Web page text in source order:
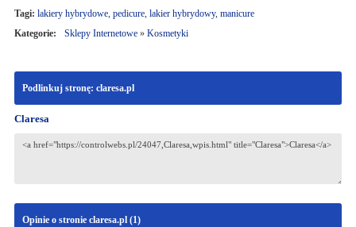
Tagi: lakiery hybrydowe, pedicure, lakier hybrydowy, manicure
Kategorie:
Sklepy Internetowe» Kosmetyki
Podlinkuj stronę: claresa.pl
Claresa
Opinie o stronie claresa.pl (1)